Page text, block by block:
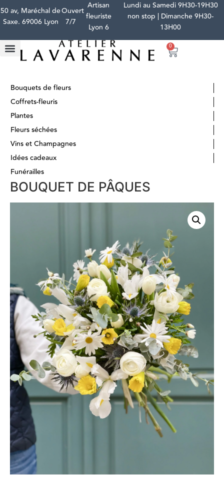
50 av, Maréchal de
Saxe. 69006 Lyon
Ouvert
7/7
Artisan
fleuriste
Lyon 6
Lundi au Samedi 9H30-19H30
non stop | Dimanche 9H30-
13H00
0
Bouquets de fleurs
Coffrets-fleuris
Plantes
Fleurs séchées
Vins et Champagnes
Idées cadeaux
Funérailles
BOUQUET DE PÂQUES